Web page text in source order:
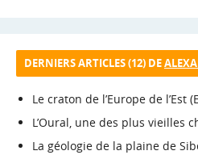
DERNIERS ARTICLES (12) DE
Le craton de l’Europe de l’Est
L’Oural, une des plus vieilles
La géologie de la plaine de